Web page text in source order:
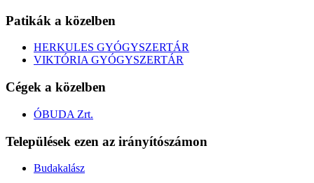
Patikák a közelben
HERKULES GYÓGYSZERTÁR
VIKTÓRIA GYÓGYSZERTÁR
Cégek a közelben
ÓBUDA Zrt.
Települések ezen az irányítószámon
Budakalász